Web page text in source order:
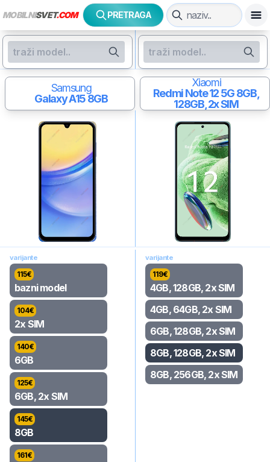
MOBILNISVET.COM PRETRAGA
Samsung
Galaxy A158GB
Xiaomi
Redmi Note 12 5G8GB,
128GB, 2x SIM
varijante
115€
bazni model
104€
2x SIM
140€
6GB
125€
6GB, 2x SIM
145€
8GB
161€
varijante
119€
4GB, 128GB, 2x SIM
4GB, 64GB, 2x SIM
6GB, 128GB, 2x SIM
8GB, 128GB, 2x SIM
8GB, 256GB, 2x SIM